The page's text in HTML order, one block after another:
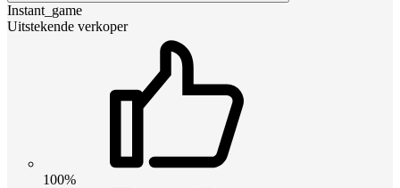
Instant_game
Uitstekende verkoper
100%